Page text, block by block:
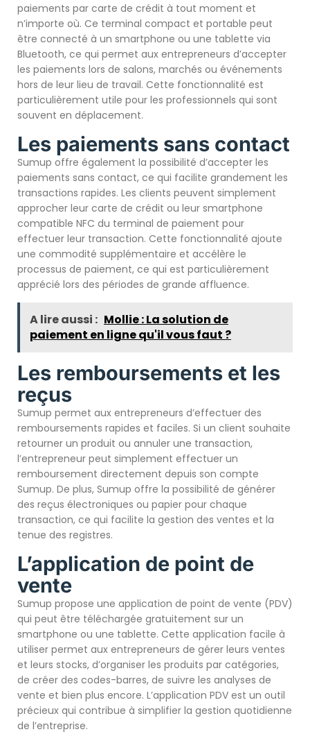
paiements par carte de crédit à tout moment et
n’importe où. Ce terminal compact et portable peut
être connecté à un smartphone ou une tablette via
Bluetooth, ce qui permet aux entrepreneurs d’accepter
les paiements lors de salons, marchés ou événements
hors de leur lieu de travail. Cette fonctionnalité est
particulièrement utile pour les professionnels qui sont
souvent en déplacement.
Les paiements sans contact
Sumup offre également la possibilité d’accepter les
paiements sans contact, ce qui facilite grandement les
transactions rapides. Les clients peuvent simplement
approcher leur carte de crédit ou leur smartphone
compatible NFC du terminal de paiement pour
effectuer leur transaction. Cette fonctionnalité ajoute
une commodité supplémentaire et accélère le
processus de paiement, ce qui est particulièrement
apprécié lors des périodes de grande affluence.
A lire aussi : Mollie : La solution de
paiement en ligne qu'il vous faut ?
Les remboursements et les
reçus
Sumup permet aux entrepreneurs d’effectuer des
remboursements rapides et faciles. Si un client souhaite
retourner un produit ou annuler une transaction,
l’entrepreneur peut simplement effectuer un
remboursement directement depuis son compte
Sumup. De plus, Sumup offre la possibilité de générer
des reçus électroniques ou papier pour chaque
transaction, ce qui facilite la gestion des ventes et la
tenue des registres.
L’application de point de
vente
Sumup propose une application de point de vente (PDV)
qui peut être téléchargée gratuitement sur un
smartphone ou une tablette. Cette application facile à
utiliser permet aux entrepreneurs de gérer leurs ventes
et leurs stocks, d’organiser les produits par catégories,
de créer des codes-barres, de suivre les analyses de
vente et bien plus encore. L’application PDV est un outil
précieux qui contribue à simplifier la gestion quotidienne
de l’entreprise.